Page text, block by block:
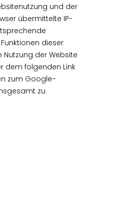
und der
übermittelte IP-
dieser
der Website
dem folgenden Link
zum Google-
zu